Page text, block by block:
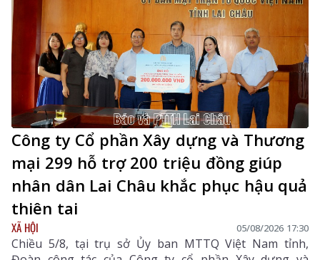
Công ty Cổ phần Xây dựng và Thương
mại 299 hỗ trợ 200 triệu đồng giúp
nhân dân Lai Châu khắc phục hậu quả
thiên tai
XÃ HỘI 05/08/2026 17:30
Chiều 5/8, tại trụ sở Ủy ban MTTQ Việt Nam tỉnh,